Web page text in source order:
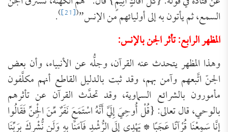
السمع، ثم يأتون به إلى أوليائهم من الإنس”(
[21]
)
.
المظهر الرابع: تأثر الجن بالإنس:
وهذا المظهر يتحدث عنه القرآن، وجلُّه عن الأنبياء، وأن بعض
الجنّ اتَّبعهم وآمن بهم، وقد ثبت بالدليل القاطع أنهم مكلَّفون
مأمورون بالشرائع السماوية، وقد تحدَّث القرآن عن تأثرهم
بالوحي، قال تعالى: {قُلْ أُوحِيَ إِلَيَّ أَنَّهُ اسْتَمَعَ نَفَرٌ مِّنَ الْجِنِّ فَقَالُوا
إِنَّا سَمِعْنَا قُرْآنًا عَجَبًا * يَهْدِي إِلَى الرُّشْدِ فَآمَنَّا بِهِ وَلَن نُّشْرِكَ بِرَبِّنَا